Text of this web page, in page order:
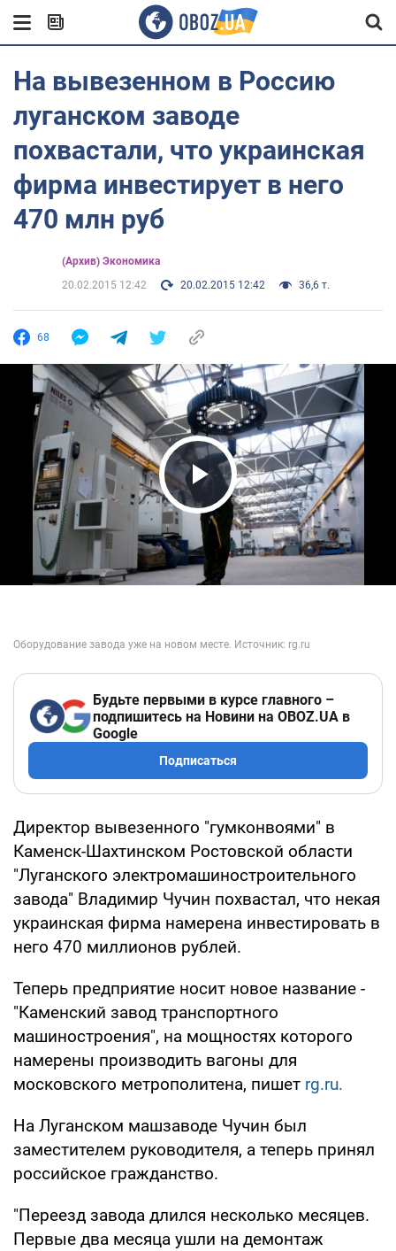
На вывезенном в Россию
луганском заводе
похвастали, что украинская
фирма инвестирует в него
470 млн руб
(Архив) Экономика
20.02.2015 12:42
20.02.2015 12:42 36,6 т.
68
Play Video
Будьте первыми в курсе главного –
подпишитесь на Новини на OBOZ.UA в
Google
Подписаться
Директор вывезенного "гумконвоями" в
Каменск-Шахтинском Ростовской области
"Луганского электромашиностроительного
завода" Владимир Чучин похвастал, что некая
украинская фирма намерена инвестировать в
него 470 миллионов рублей.
Теперь предприятие носит новое название -
"Каменский завод транспортного
машиностроения", на мощностях которого
намерены производить вагоны для
московского метрополитена, пишет rg.ru.
На Луганском машзаводе Чучин был
заместителем руководителя, а теперь принял
российское гражданство.
"Переезд завода длился несколько месяцев.
Первые два месяца ушли на демонтаж